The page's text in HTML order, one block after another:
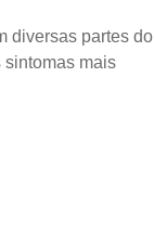
diversas partes do
sintomas mais